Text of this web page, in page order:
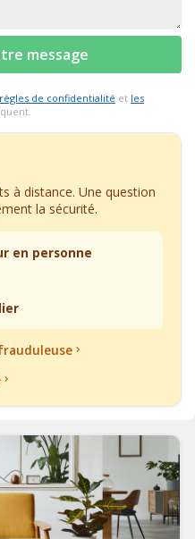
message
de confidentialité et les
à distance. Une question
la sécurité.
en personne